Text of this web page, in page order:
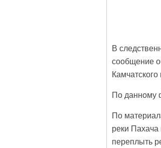
В
сообщение
По данному
По
реки
переплыть